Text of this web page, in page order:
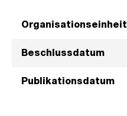
Organisationseinheit
Beschlussdatum
Publikationsdatum